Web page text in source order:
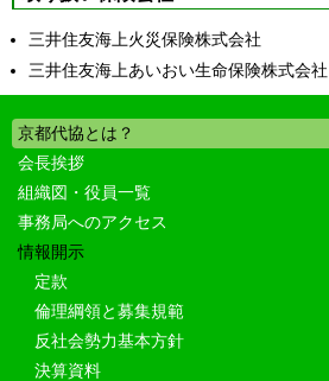
三井住友海上火災保険株式会社
三井住友海上あいおい生命保険株式会社
京都代協とは？
会長挨拶
組織図・役員一覧
事務局へのアクセス
情報開示
定款
倫理綱領と募集規範
反社会勢力基本方針
決算資料